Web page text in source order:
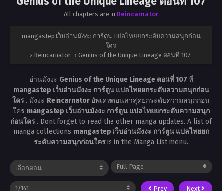
All chapters are in Reincarnator
mangastep เว็บอ่านมังงะ การ์ตูน แปลไทยยกระดับความสนุกก่อน
ใคร
› Reincarnator › Genius of the Unique Lineage ตอนที่ 107
อ่านมังงะ Genius of the Unique Lineage ตอนที่ 107 ที่
mangastep เว็บอ่านมังงะ การ์ตูน แปลไทยยกระดับความสนุกก่อน
ใคร . มังงะ Reincarnator อัพเดทตอนล่าสุดยกระดับความสนุกก่อน
ใคร mangastep เว็บอ่านมังงะ การ์ตูน แปลไทยยกระดับความสนุก
ก่อนใคร . Dont forget to read the other manga updates. A list of
manga collections mangastep เว็บอ่านมังงะ การ์ตูน แปลไทยยก
ระดับความสนุกก่อนใครis in the Manga List menu.
Prev Next